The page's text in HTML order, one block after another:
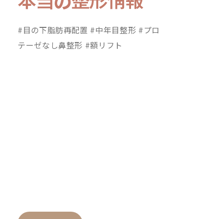
#目の下脂肪再配置 #中年目整形 #プロ
テーゼなし鼻整形 #額リフト